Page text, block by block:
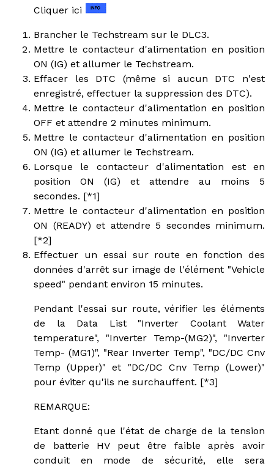
Cliquer ici
Brancher le Techstream sur le DLC3.
Mettre le contacteur d'alimentation en position
ON (IG) et allumer le Techstream.
Effacer les DTC (même si aucun DTC n'est
enregistré, effectuer la suppression des DTC).
Mettre le contacteur d'alimentation en position
OFF et attendre 2 minutes minimum.
Mettre le contacteur d'alimentation en position
ON (IG) et allumer le Techstream.
Lorsque le contacteur d'alimentation est en
position ON (IG) et attendre au moins 5
secondes. [*1]
Mettre le contacteur d'alimentation en position
ON (READY) et attendre 5 secondes minimum.
[*2]
Effectuer un essai sur route en fonction des
données d'arrêt sur image de l'élément "Vehicle
speed" pendant environ 15 minutes.
Pendant l'essai sur route, vérifier les éléments
de la Data List "Inverter Coolant Water
temperature", "Inverter Temp-(MG2)", "Inverter
Temp- (MG1)", "Rear Inverter Temp", "DC/DC Cnv
Temp (Upper)" et "DC/DC Cnv Temp (Lower)"
pour éviter qu'ils ne surchauffent. [*3]
REMARQUE:
Etant donné que l'état de charge de la tension
de batterie HV peut être faible après avoir
conduit en mode de sécurité, elle sera